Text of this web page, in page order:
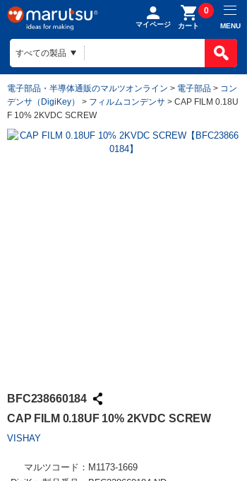
マイページ カート
0
MENU
電子部品・半導体通販のマルツオンライン > 電子部品 > コン
デンサ（DigiKey）
> フィルムコンデンサ > CAP FILM 0.18U
F 10% 2KVDC SCREW
BFC238660184
CAP FILM 0.18UF 10% 2KVDC SCREW
VISHAY
マルツコード： M1173-1669